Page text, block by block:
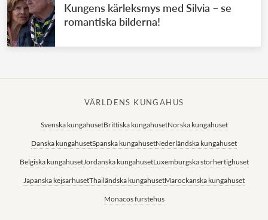
Kungens kärleksmys med Silvia – se
romantiska bilderna!
VÄRLDENS KUNGAHUS
Svenska kungahusetBrittiska kungahusetNorska kungahuset
Danska kungahusetSpanska kungahusetNederländska kungahuset
Belgiska kungahusetJordanska kungahusetLuxemburgska storhertighuset
Japanska kejsarhusetThailändska kungahusetMarockanska kungahuset
Monacos furstehus